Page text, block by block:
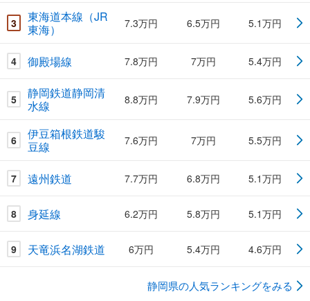
3
東海道本線（JR
東海）
7.3万円 6.5万円 5.1万円
4 御殿場線 7.8万円 7万円 5.4万円
5
静岡鉄道静岡清
水線
8.8万円 7.9万円 5.6万円
6
伊豆箱根鉄道駿
豆線
7.6万円 7万円 5.5万円
7 遠州鉄道 7.7万円 6.8万円 5.1万円
8 身延線 6.2万円 5.8万円 5.1万円
9 天竜浜名湖鉄道 6万円 5.4万円 4.6万円
静岡県の人気ランキングをみる